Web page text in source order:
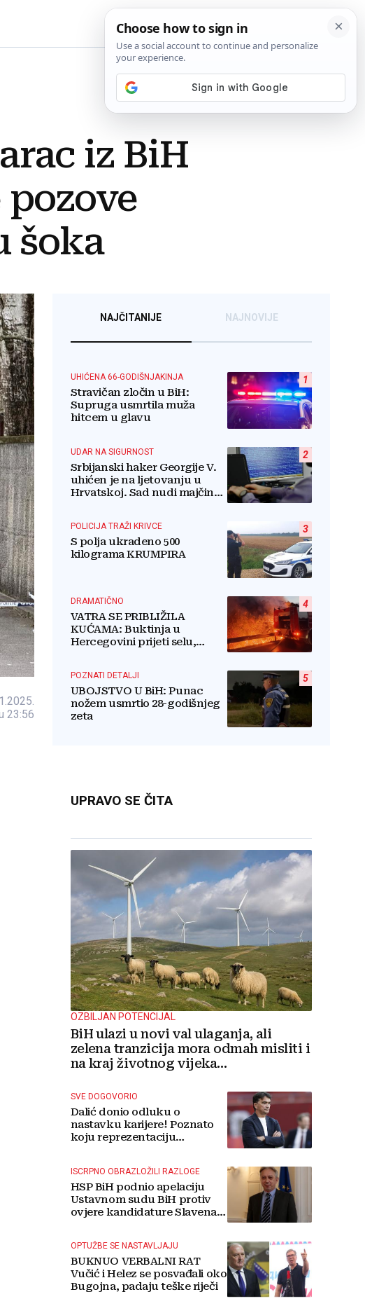
iz BiH
šoka
23:56
NAJČITANIJE NAJNOVIJE
1
UHIĆENA 66-GODIŠNJAKINJA
Stravičan zločin u BiH:
Supruga usmrtila muža
hitcem u glavu
2
UDAR NA SIGURNOST
Srbijanski haker Georgije V.
uhićen je na ljetovanju u
Hrvatskoj. Sad nudi majčinu
3
POLICIJA TRAŽI KRIVCE
S polja ukradeno 500
kilograma KRUMPIRA
4
DRAMATIČNO
VATRA SE PRIBLIŽILA
KUĆAMA: Buktinja u
Hercegovini prijeti selu,
5
POZNATI DETALJI
UBOJSTVO U BiH: Punac
nožem usmrtio 28-godišnjeg
zeta
UPRAVO SE ČITA
OZBILJAN POTENCIJAL
BiH ulazi u novi val ulaganja, ali
zelena tranzicija mora odmah misliti i
na kraj životnog vijeka
SVE DOGOVORIO
Dalić donio odluku o
nastavku karijere! Poznato
koju reprezentaciju
ISCRPNO OBRAZLOŽILI RAZLOGE
HSP BiH podnio apelaciju
Ustavnom sudu BiH protiv
ovjere kandidature Slavena
OPTUŽBE SE NASTAVLJAJU
BUKNUO VERBALNI RAT
Vučić i Helez se posvađali oko
Bugojna, padaju teške riječi